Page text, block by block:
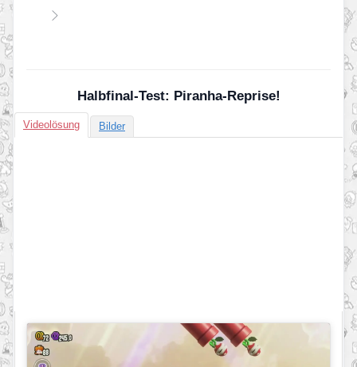
Halbfinal-Test: Piranha-Reprise!
Videolösung Bilder